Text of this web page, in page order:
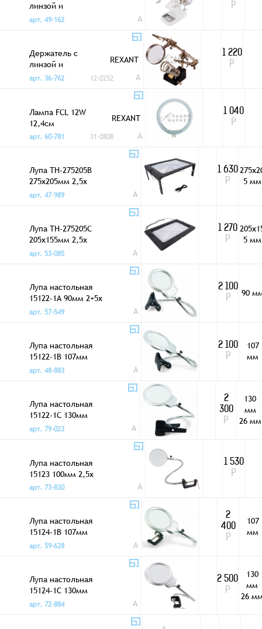
линзой и
подставкой
арт. 49-162 A
Р
Держатель с
линзой и
подставкой
REXANT
арт. 36-762
12-0252 A
1 220
Р
Лампа FCL 12W
12,4см
REXANT
арт. 60-781
31-0808 A
1 040
Р
Лупа TH-275205B
275x205мм 2,5x
LED подсветка
арт. 47-989 A
1 630
Р
5 мм
Лупа TH-275205C
205x155мм 2,5x
LED подсветка
арт. 53-085 A
1 270
Р
5 мм
Лупа настольная
15122-1A 90мм 2+5x
LED подсветка
арт. 57-549 A
2 100
Р
90
Лупа настольная
15122-1B 107мм
2+5x LED
арт. 48-883 A
2 100
Р
107
мм
Лупа настольная
15122-1C 130мм
2+5x LED
арт. 79-023 A
2
300
Р
130
мм
26 мм
Лупа настольная
15123 100мм 2,5x
арт. 73-830
A
1 530
Р
Лупа настольная
15124-1B 107мм
2+5x LED
арт. 59-628 A
2
400
Р
107
мм
Лупа настольная
15124-1С 130мм
2+5x LED
арт. 72-884 A
2 500
Р
130
мм
26